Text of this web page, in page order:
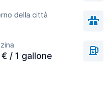
della città
/ 1 gallone